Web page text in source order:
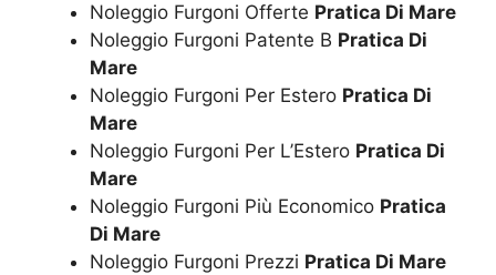
Noleggio Furgoni Offerte Pratica Di Mare
Noleggio Furgoni Patente B Pratica Di
Mare
Noleggio Furgoni Per Estero Pratica Di
Mare
Noleggio Furgoni Per L’Estero Pratica Di
Mare
Noleggio Furgoni Più Economico Pratica
Di Mare
Noleggio Furgoni Prezzi Pratica Di Mare